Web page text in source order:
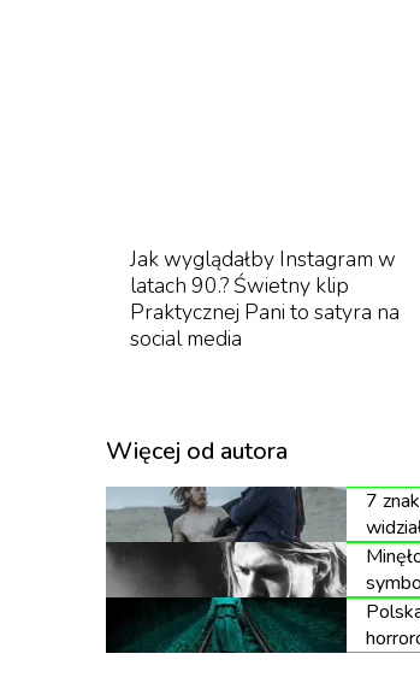
- Sufit i ściany tworzą
otwierających przestrzeń
subtelną grę cieni. Jest to
mogły podziwiać
materiały - zapowiadają
Dom mody został założony w
wszystkim z produkcji
produkowana od blisko 35 lat,
Jak wyglądałby Instagram w
latach 90.? Świetny klip
Praktycznej Pani to satyra na
social media
Więcej od autora
7